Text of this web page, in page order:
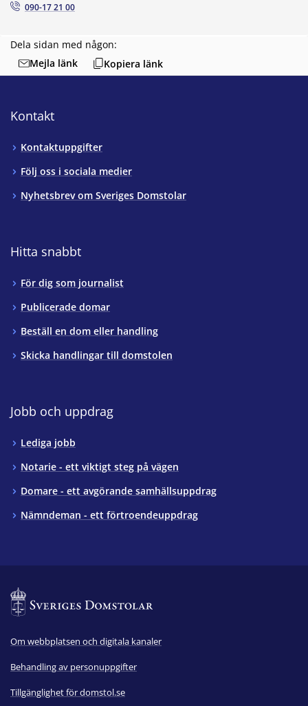
Dela sidan med någon:
Mejla länk
Kopiera länk
090-17 21 00
Kontakt
Kontaktuppgifter
Följ oss i sociala medier
Nyhetsbrev om Sveriges Domstolar
Hitta snabbt
För dig som journalist
Publicerade domar
Beställ en dom eller handling
Skicka handlingar till domstolen
Jobb och uppdrag
Lediga jobb
Notarie - ett viktigt steg på vägen
Domare - ett avgörande samhällsuppdrag
Nämndeman - ett förtroendeuppdrag
Om webbplatsen och digitala kanaler
Behandling av personuppgifter
Tillgänglighet för domstol.se